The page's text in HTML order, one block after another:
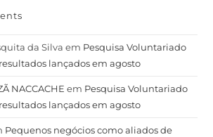
da Silva em Pesquisa Voluntariado
lançados em agosto
NACCACHE em Pesquisa Voluntariado
lançados em agosto
Pequenos negócios como aliados de